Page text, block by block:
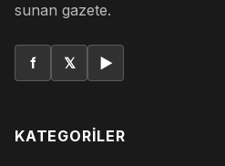
sunan gazete.
f 𝕏 ▶
KATEGORILER